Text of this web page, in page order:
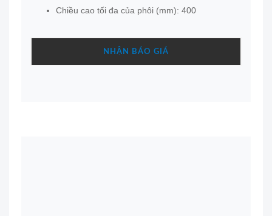
Chiều cao tối đa của phôi (mm): 400
NHẬN BÁO GIÁ